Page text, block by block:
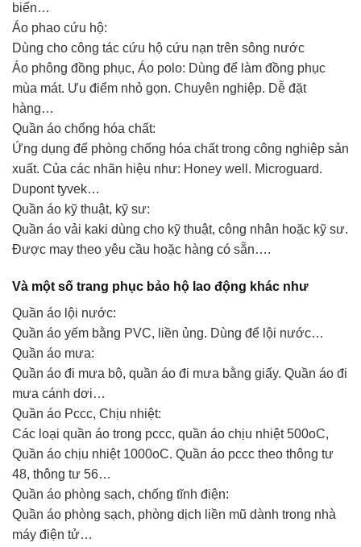
biến…
Áo phao cứu hộ:
Dùng cho công tác cứu hộ cứu nạn trên sông nước
Áo phông đồng phục, Áo polo: Dùng để làm đồng phục
mùa mát. Ưu điểm nhỏ gọn. Chuyên nghiệp. Dễ đặt
hàng…
Quần áo chống hóa chất:
Ứng dụng để phòng chống hóa chất trong công nghiệp sản
xuất. Của các nhãn hiệu như: Honey well. Microguard.
Dupont tyvek…
Quần áo kỹ thuật, kỹ sư:
Quần áo vải kaki dùng cho kỹ thuật, công nhân hoặc kỹ sư.
Được may theo yêu cầu hoặc hàng có sẵn….
Và một số trang phục bảo hộ lao động khác như
Quần áo lội nước:
Quần áo yếm bằng PVC, liền ủng. Dùng để lội nước…
Quần áo mưa:
Quần áo đi mưa bộ, quần áo đi mưa bằng giấy. Quần áo đi
mưa cánh dơi…
Quần áo Pccc, Chịu nhiệt:
Các loại quần áo trong pccc, quần áo chịu nhiệt 500oC,
Quần áo chịu nhiệt 1000oC. Quần áo pccc theo thông tư
48, thông tư 56…
Quần áo phòng sạch, chống tĩnh điện:
Quần áo phòng sạch, phòng dịch liền mũ dành trong nhà
máy điện tử…